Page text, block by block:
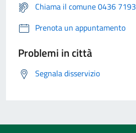
Chiama il comune 0436 7193
Prenota un appuntamento
Problemi in città
Segnala disservizio